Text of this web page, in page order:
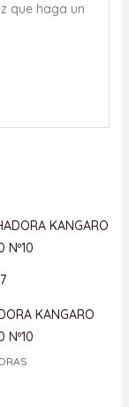
que haga un
KANGARO
Nº10